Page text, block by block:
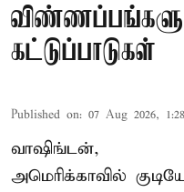
கட்டுப்பாடுகள்
Published on: 07 Aug 2026,
வாஷிங்டன்,
அமெரிக்காவில்